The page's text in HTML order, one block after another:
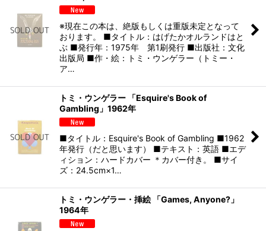
※現在この本は、絶版もしくは重版未定となって
おります。 ■タイトル：はげたかオルランドはと
ぶ ■発行年：1975年 第1刷発行 ■出版社：文化
出版局 ■作・絵：トミ・ウンゲラー（トミー・
ア…
トミ・ウンゲラー 「Esquire's Book of
Gambling」1962年
■タイトル：Esquire's Book of Gambling ■1962
年発行（だと思います） ■テキスト：英語 ■エデ
ィション：ハードカバー ＊カバー付き。 ■サイ
ズ：24.5cm×1…
トミ・ウンゲラー・挿絵 「Games, Anyone?」
1964年